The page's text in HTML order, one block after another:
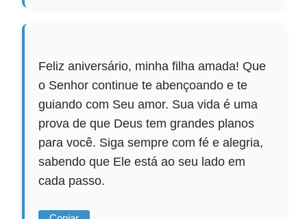
Feliz aniversário, minha filha amada! Que
o Senhor continue te abençoando e te
guiando com Seu amor. Sua vida é uma
prova de que Deus tem grandes planos
para você. Siga sempre com fé e alegria,
sabendo que Ele está ao seu lado em
cada passo.